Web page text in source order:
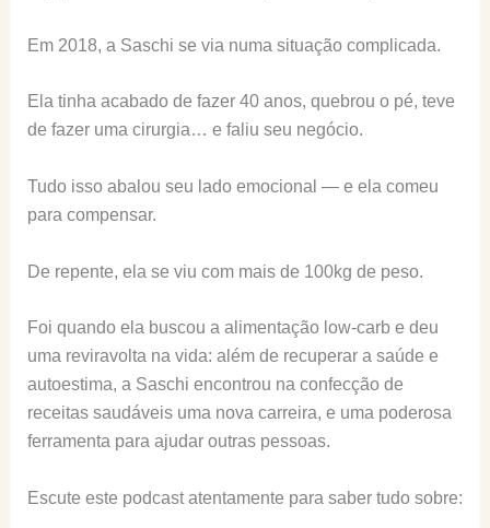
Em 2018, a Saschi se via numa situação complicada.
Ela tinha acabado de fazer 40 anos, quebrou o pé, teve
de fazer uma cirurgia… e faliu seu negócio.
Tudo isso abalou seu lado emocional — e ela comeu
para compensar.
De repente, ela se viu com mais de 100kg de peso.
Foi quando ela buscou a alimentação low-carb e deu
uma reviravolta na vida: além de recuperar a saúde e
autoestima, a Saschi encontrou na confecção de
receitas saudáveis uma nova carreira, e uma poderosa
ferramenta para ajudar outras pessoas.
Escute este podcast atentamente para saber tudo sobre: